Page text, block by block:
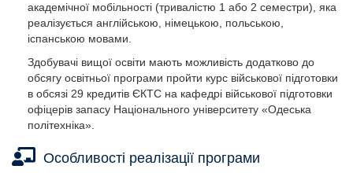
академічної мобільності (тривалістю 1 або 2 семестри), яка
реалізується англійською, німецькою, польською,
іспанською мовами.
Здобувачі вищої освіти мають можливість додатково до
обсягу освітньої програми пройти курс військової підготовки
в обсязі 29 кредитів ЄКТС на кафедрі військової підготовки
офіцерів запасу Національного університету «Одеська
політехніка».
Особливості реалізації програми